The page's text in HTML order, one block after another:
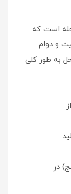
است که
و دوام
به طور کلی
در